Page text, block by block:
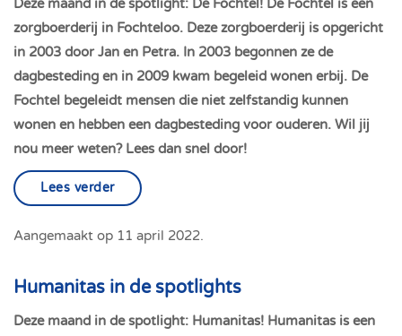
Deze maand in de spotlight: De Fochtel! De Fochtel is een
zorgboerderij in Fochteloo. Deze zorgboerderij is opgericht
in 2003 door Jan en Petra. In 2003 begonnen ze de
dagbesteding en in 2009 kwam begeleid wonen erbij. De
Fochtel begeleidt mensen die niet zelfstandig kunnen
wonen en hebben een dagbesteding voor ouderen. Wil jij
nou meer weten? Lees dan snel door!
Lees verder
Aangemaakt op 11 april 2022.
Humanitas in de spotlights
Deze maand in de spotlight: Humanitas! Humanitas is een